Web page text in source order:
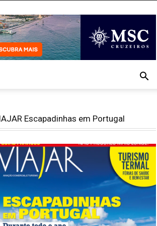
Escapadinhas em Portugal